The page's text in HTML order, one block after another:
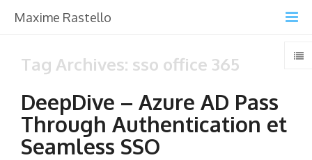
Maxime Rastello
Tag Archives: sso office 365
DeepDive – Azure AD Pass
Through Authentication et
Seamless SSO